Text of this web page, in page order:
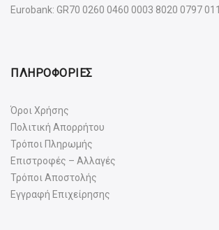
Eurobank: GR70 0260 0460 0003 8020 0797 011
ΠΛΗΡΟΦΟΡΙΕΣ
Όροι Χρήσης
Πολιτική Απορρήτου
Τρόποι Πληρωμής
Επιστροφές – Αλλαγές
Τρόποι Αποστολής
Εγγραφή Επιχείρησης